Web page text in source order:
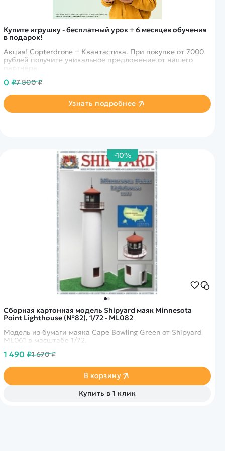
Купите игрушку - бесплатный урок + 6 месяцев обучения
в подарок!
Акция! Copterdrone + Квантастика. При покупке от 7000
рублей получите уникальное предложение от нашего
партнера
0 ₽7 800 ₽
Узнать подробнее
-10%
Сборная картонная модель Shipyard маяк Minnesota
Point Lighthouse (№82), 1/72 - ML082
Модель из бумаги маяка Cape Bowling Green от Shipyard
ML061 в масштабе 1/72.
1 490 ₽1 670 ₽
В корзину
Купить в 1 клик